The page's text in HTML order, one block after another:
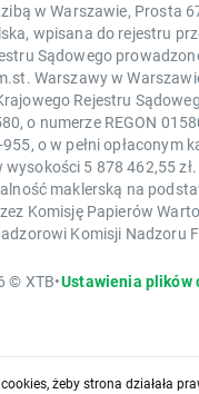
w Warszawie, Prosta
wpisana do rejestru
Sądowego
Warszawy w
Rejestru
o numerze REGON
o w pełni opłaconym
5 878 462,55 zł.
maklerską na
Komisję Papierów
Komisji Nadzoru
© XTB•Ustawienia plików
żeby strona działała